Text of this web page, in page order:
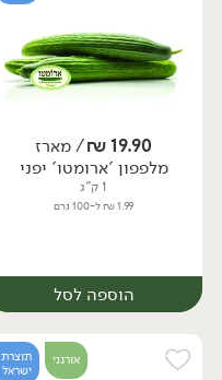
יח׳ ק״ג
19.90
₪/ מארז
מלפפון 'ארומטו' יפני
1 ק"ג
1.99 ₪ ל-100 גרם
הוספה לסל
אורגני
תוצרת
ישראל